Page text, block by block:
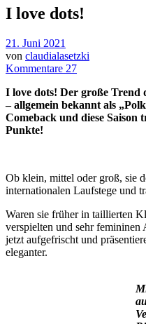
I love dots!
21. Juni 2021
von claudialasetzki
Kommentare 27
I love dots! Der große Trend
– allgemein bekannt als
Comeback und diese
Punkte!
Ob klein, mittel oder groß, sie
internationalen Laufstege und
Waren sie früher in taillierten
verspielten und sehr femininen
jetzt aufgefrischt und
eleganter.